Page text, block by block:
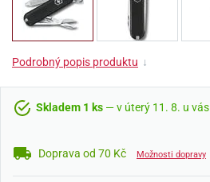
Podrobný popis produktu ↓
Skladem 1 ks — v úterý 11. 8. u vás
Doprava od 70 Kč Možnosti dopravy